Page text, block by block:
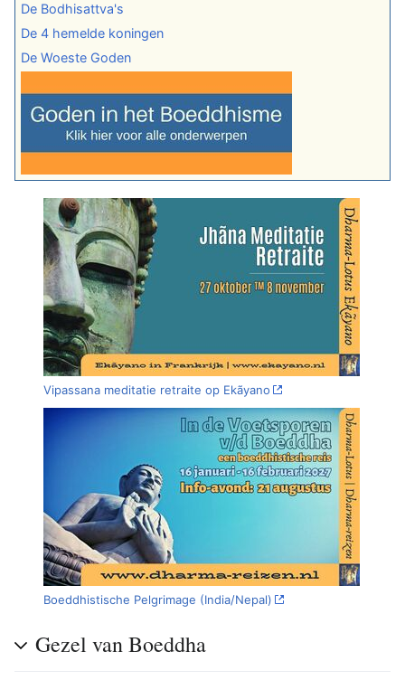
De Bodhisattva's
De 4 hemelde koningen
De Woeste Goden
Vipassana meditatie retraite op Ekãyano
Boeddhistische Pelgrimage (India/Nepal)
Gezel van Boeddha